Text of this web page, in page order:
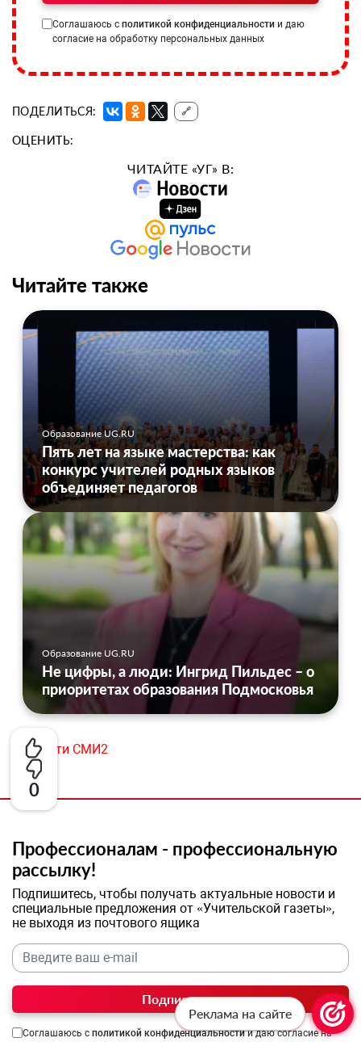
0
Соглашаюсь с политикой конфиденциальности и даю
согласие на обработку персональных данных
ПОДЕЛИТЬСЯ: 🔗
ОЦЕНИТЬ:
ЧИТАЙТЕ «УГ» В:
Читайте также
Образование UG.RU
Пять лет на языке мастерства: как
конкурс учителей родных языков
объединяет педагогов
Образование UG.RU
Не цифры, а люди: Ингрид Пильдес – о
приоритетах образования Подмосковья
Новости СМИ2
Профессионалам - профессиональную
рассылку!
Подпишитесь, чтобы получать актуальные новости и
специальные предложения от «Учительской газеты»,
не выходя из почтового ящика
Подписаться
Соглашаюсь с политикой конфиденциальностии даю согласие на
Реклама на сайте